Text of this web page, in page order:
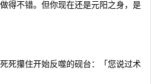
得不错。但你现在还是元阳之身，是
攥住开始反噬的砚台：「您说过术